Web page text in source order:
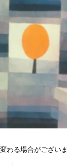
わる場合がござい